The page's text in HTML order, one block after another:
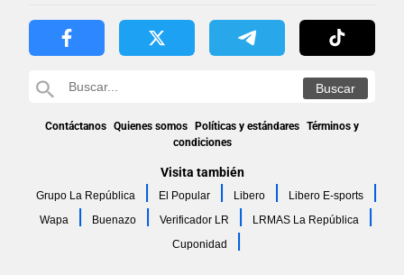
Contáctanos Quienes somos Políticas y estándares Términos y
condiciones
Visita también
Grupo La República El Popular Libero
Libero E-sports
Wapa
Buenazo Verificador LR
LRMAS La República
Cuponidad